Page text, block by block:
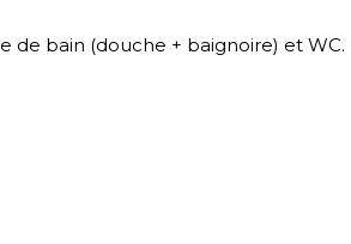
de bain (douche + baignoire) et WC.